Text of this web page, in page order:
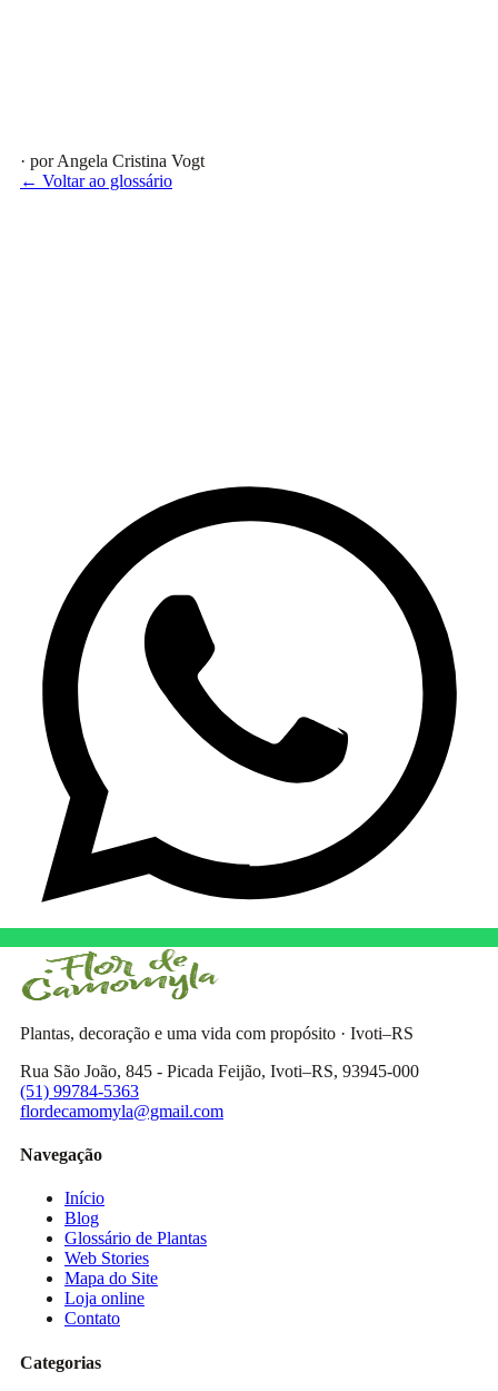
· por Angela Cristina Vogt
← Voltar ao glossário
Plantas, decoração e uma vida com propósito · Ivoti–RS
Rua São João, 845 - Picada Feijão, Ivoti–RS, 93945-000
(51) 99784-5363
flordecamomyla@gmail.com
Navegação
Início
Blog
Glossário de Plantas
Web Stories
Mapa do Site
Loja online
Contato
Categorias